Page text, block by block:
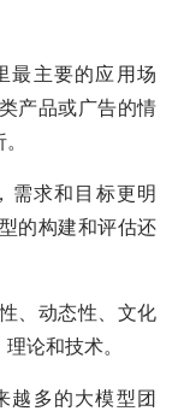
最主要的应用场
产品或广告的情
需求和目标更明
的构建和评估还
、动态性、文化
论和技术。
越多的大模型团